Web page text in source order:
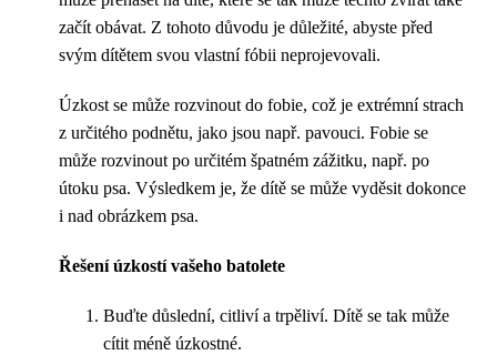
začít obávat. Z tohoto důvodu je důležité, abyste před
svým dítětem svou vlastní fóbii neprojevovali.
Úzkost se může rozvinout do fobie, což je extrémní strach
z určitého podnětu, jako jsou např. pavouci. Fobie se
může rozvinout po určitém špatném zážitku, např. po
útoku psa. Výsledkem je, že dítě se může vyděsit dokonce
i nad obrázkem psa.
Řešení úzkostí vašeho batolete
Buďte důslední, citliví a trpěliví. Dítě se tak může
cítit méně úzkostné.